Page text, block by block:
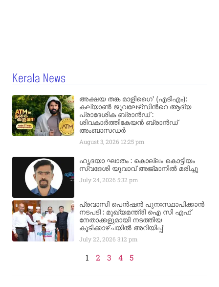
Kerala News
അക്ഷയ തങ്ക മാളിഗൈ’ (എടിഎം):
കല്യാണ്‍ ജുവലേഴ്‌സിന്‍റെ ആദ്യ
പ്രാദേശിക ബ്രാന്‍ഡ് :
ശിവകാര്‍ത്തികേയന്‍ ബ്രാന്‍ഡ്
അംബാസഡര്‍
August 3, 2026 12:25 pm
ഹൃദയാ ഘാതം : കൊല്ലം കൊട്ടിയം
സ്വദേശി യുവാവ് അജ്മാനിൽ മരിച്ചു
July 24, 20265:32 pm
പ്രവാസി പെൻഷൻ പുനഃസ്ഥാപിക്കാൻ
നടപടി : മുഖ്യമന്ത്രി ഐ സി എഫ്
നേതാക്കളുമായി നടത്തിയ
കൂടിക്കാഴ്ചയിൽ അറിയിപ്പ്
July 22, 20263:12 pm
1 2 3 4 5